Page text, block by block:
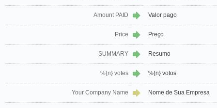
Amount PAID Valor pago
Price Preço
SUMMARY Resumo
%{n} votes %{n} votos
Your Company Name Nome de Sua Empresa